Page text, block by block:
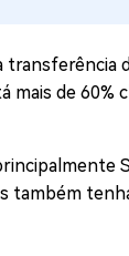
transferência
de 60%